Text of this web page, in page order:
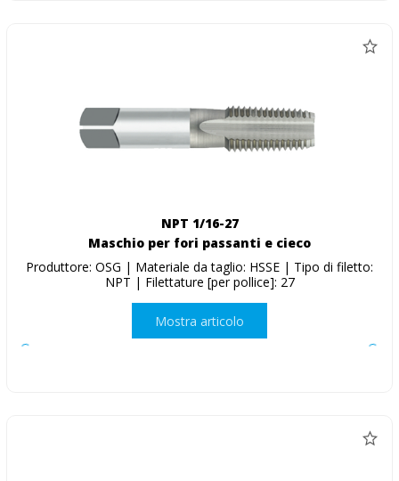
NPT 1/16-27
Maschio per fori passanti e cieco
Produttore: OSG | Materiale da taglio: HSSE | Tipo di filetto:
NPT | Filettature [per pollice]: 27
Mostra articolo